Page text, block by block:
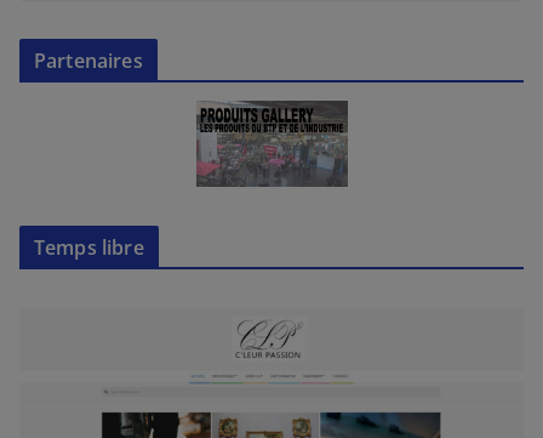
Partenaires
Temps libre